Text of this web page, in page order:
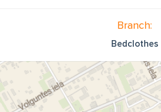
Branch:
Bedclothes